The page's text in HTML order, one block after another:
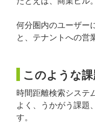
何分圏内のユーザー
と、テナントへの営
このような
時間距離検索システ
よく、うかがう課題
す。